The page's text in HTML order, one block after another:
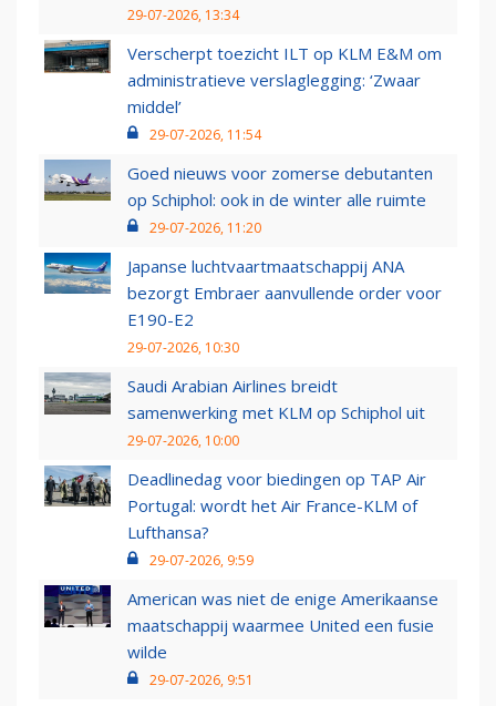
29-07-2026, 13:34
Verscherpt toezicht ILT op KLM E&M om
administratieve verslaglegging: ‘Zwaar
middel’
29-07-2026, 11:54
Goed nieuws voor zomerse debutanten
op Schiphol: ook in de winter alle ruimte
29-07-2026, 11:20
Japanse luchtvaartmaatschappij ANA
bezorgt Embraer aanvullende order voor
E190-E2
29-07-2026, 10:30
Saudi Arabian Airlines breidt
samenwerking met KLM op Schiphol uit
29-07-2026, 10:00
Deadlinedag voor biedingen op TAP Air
Portugal: wordt het Air France-KLM of
Lufthansa?
29-07-2026, 9:59
American was niet de enige Amerikaanse
maatschappij waarmee United een fusie
wilde
29-07-2026, 9:51